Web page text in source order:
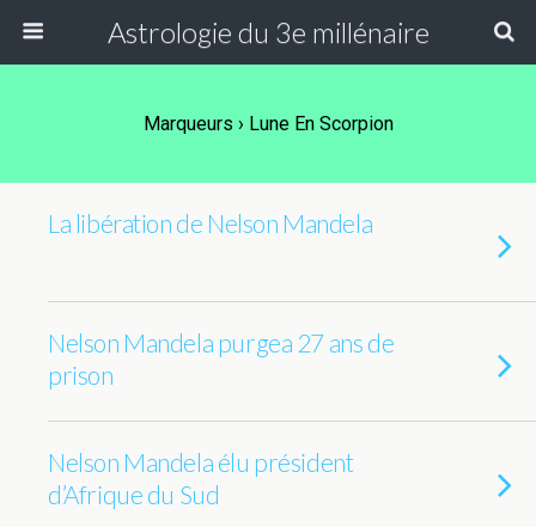
Astrologie du 3e millénaire
Marqueurs › Lune En Scorpion
La libération de Nelson Mandela
Nelson Mandela purgea 27 ans de
prison
Nelson Mandela élu président
d’Afrique du Sud